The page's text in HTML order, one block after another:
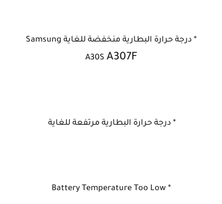
* درجة حرارة البطارية منخفضة للغاية Samsung
A30S A307F
* درجة حرارة البطارية مرتفعة للغاية
* Battery Temperature Too Low